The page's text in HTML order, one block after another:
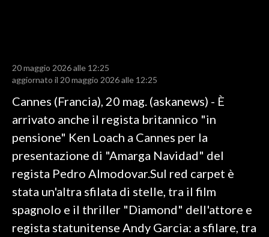
RISULTATI E CLASSIFICHE
CALCIO REGIONALE
BASKET
VOLLEY
MOTORI
TENNIS
ALTRI SPORT
CULTURA
20 maggio 2026 alle 12:25
aggiornato il 20 maggio 2026 alle 12:25
Cannes (Francia), 20 mag. (askanews) - È
arrivato anche il regista britannico "in
pensione" Ken Loach a Cannes per la
presentazione di "Amarga Navidad" del
regista Pedro Almodovar.Sul red carpet è
stata un'altra sfilata di stelle, tra il film
spagnolo e il thriller "Diamond" dell'attore e
regista statunitense Andy Garcia: a sfilare, tra